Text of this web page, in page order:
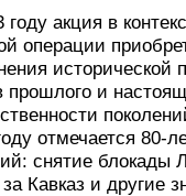
году акция в
операции
исторической
прошлого и
отмечается 80-
снятие блокады
Кавказ и другие